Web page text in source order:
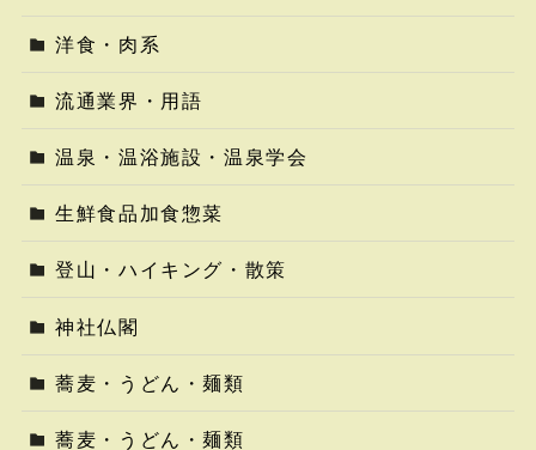
洋食・肉系
流通業界・用語
温泉・温浴施設・温泉学会
生鮮食品加食惣菜
登山・ハイキング・散策
神社仏閣
蕎麦・うどん・麺類
蕎麦・うどん・麺類